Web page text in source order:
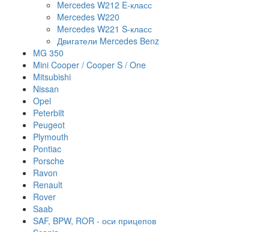
Mercedes W212 E-класс
Mercedes W220
Mercedes W221 S-класс
Двигатели Mercedes Benz
MG 350
Mini Cooper / Cooper S / One
Mitsubishi
Nissan
Opel
Peterbilt
Peugeot
Plymouth
Pontiac
Porsche
Ravon
Renault
Rover
Saab
SAF, BPW, ROR - оси прицепов